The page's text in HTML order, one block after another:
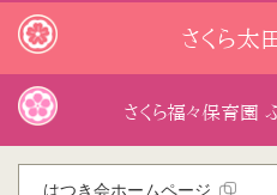
さくら太
さくら福々保育園
はつき会ホームページ